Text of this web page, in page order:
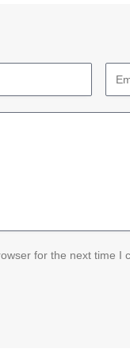
for the next time I